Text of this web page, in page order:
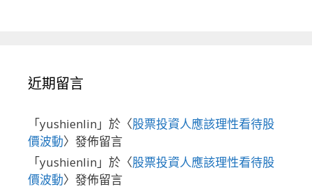
近期留言
「yushienlin 」於〈股票投資人應該理性看待股
價波動〉發佈留言
「yushienlin 」於〈股票投資人應該理性看待股
價波動〉發佈留言